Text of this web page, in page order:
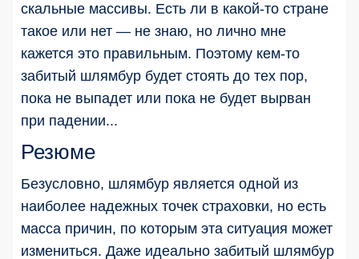
скальные массивы. Есть ли в какой-то стране
такое или нет — не знаю, но лично мне
кажется это правильным. Поэтому кем-то
забитый шлямбур будет стоять до тех пор,
пока не выпадет или пока не будет вырван
при падении...
Резюме
Безусловно, шлямбур является одной из
наиболее надежных точек страховки, но есть
масса причин, по которым эта ситуация может
измениться. Даже идеально забитый шлямбур